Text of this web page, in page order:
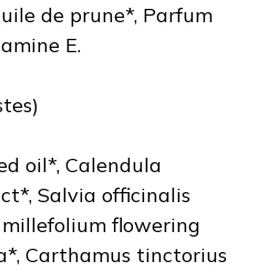
de prune*, Parfum
E.
oil*, Calendula
Salvia officinalis
flowering
Carthamus tinctorius